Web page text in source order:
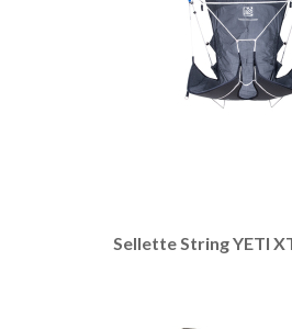
Sellette String YETI